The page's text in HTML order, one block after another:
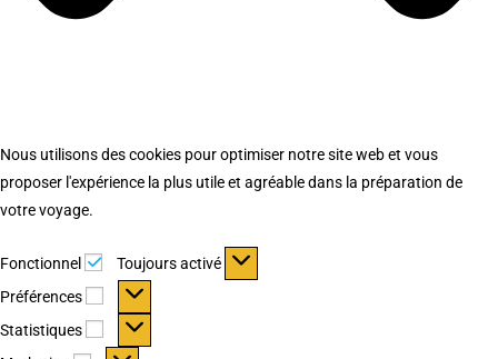
Nous utilisons des cookies pour optimiser notre site web et vous
proposer l'expérience la plus utile et agréable dans la préparation de
votre voyage.
Fonctionnel Fonctionnel
Toujours activé
Préférences
Préférences
Statistiques Statistiques